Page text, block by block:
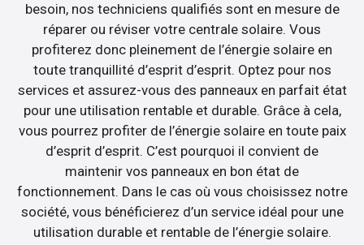
besoin, nos techniciens qualifiés sont en mesure de
réparer ou réviser votre centrale solaire. Vous
profiterez donc pleinement de l’énergie solaire en
toute tranquillité d’esprit d’esprit. Optez pour nos
services et assurez-vous des panneaux en parfait état
pour une utilisation rentable et durable. Grâce à cela,
vous pourrez profiter de l’énergie solaire en toute paix
d’esprit d’esprit. C’est pourquoi il convient de
maintenir vos panneaux en bon état de
fonctionnement. Dans le cas où vous choisissez notre
société, vous bénéficierez d’un service idéal pour une
utilisation durable et rentable de l’énergie solaire.